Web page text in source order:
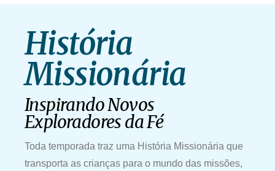
História
Missionária
Inspirando Novos
Exploradores da Fé
Toda temporada traz uma História Missionária que
transporta as crianças para o mundo das missões,